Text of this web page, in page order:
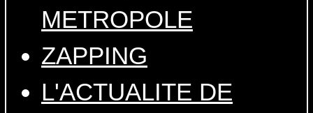
METROPOLE
ZAPPING
L'ACTUALITE DE